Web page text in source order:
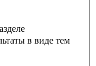
в виде тем